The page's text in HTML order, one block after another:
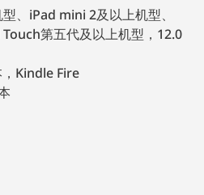
、iPad mini 2及以上机型、
第五代及以上机型，12.0
Kindle Fire